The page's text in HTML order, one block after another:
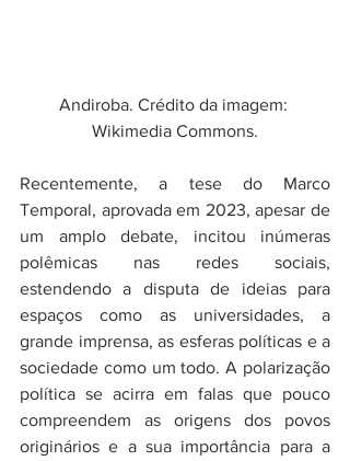
Andiroba. Crédito da imagem:
Wikimedia Commons.
Recentemente, a tese do Marco
Temporal, aprovada em 2023, apesar de
um amplo debate, incitou inúmeras
polêmicas nas redes sociais,
estendendo a disputa de ideias para
espaços como as universidades, a
grande imprensa, as esferas políticas e a
sociedade como um todo. A polarização
política se acirra em falas que pouco
compreendem as origens dos povos
originários e a sua importância para a